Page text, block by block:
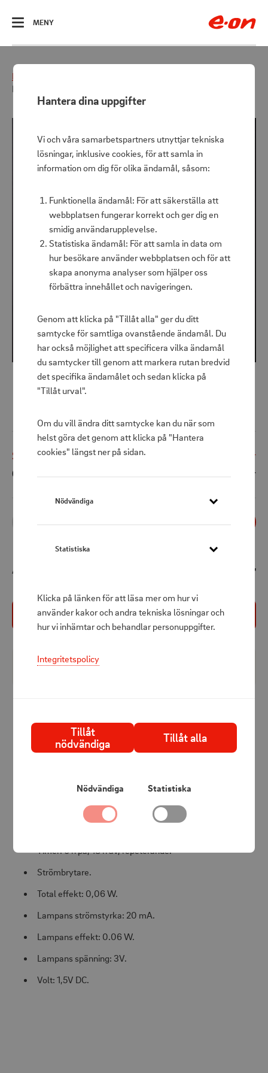
Hantera dina uppgifter
Vi och våra samarbetspartners utnyttjar tekniska
lösningar, inklusive cookies, för att samla in
information om dig för olika ändamål, såsom:
Funktionella ändamål: För att säkerställa att
webbplatsen fungerar korrekt och ger dig en
smidig användarupplevelse.
Statistiska ändamål: För att samla in data om
hur besökare använder webbplatsen och för att
skapa anonyma analyser som hjälper oss
förbättra innehållet och navigeringen.
Genom att klicka på "Tillåt alla" ger du ditt
samtycke för samtliga ovanstående ändamål. Du
har också möjlighet att specificera vilka ändamål
du samtycker till genom att markera rutan bredvid
det specifika ändamålet och sedan klicka på
"Tillåt urval".
Om du vill ändra ditt samtycke kan du när som
helst göra det genom att klicka på "Hantera
cookies" längst ner på sidan.
Nödvändiga
Statistiska
Klicka på länken för att läsa mer om hur vi
använder kakor och andra tekniska lösningar och
hur vi inhämtar och behandlar personuppgifter.
Integritetspolicy
Tillåt
nödvändiga
Tillåt alla
Nödvändiga Statistiska
ÖPPNA
MENY
Hem
Inomhusdekoration Ring Flamme
Shoppris
85 kr
Ord. pris
122 kr
1st
Att betala 85 kr
Köp nu
Produktbeskrivning
kronljus, 15 cm högt. Fin att hänga upp i ett fönster eller
mot en vägg.
Ringens storlek: B28,5 x H30 x D2,5 cm.
Antal lampor: 1 st LED-lampa.
Timer: 6 h på, 18 h av, repeterande.
Strömbrytare.
Total effekt: 0,06 W.
Lampans strömstyrka: 20 mA.
Lampans effekt: 0.06 W.
Lampans spänning: 3V.
Volt: 1,5V DC.